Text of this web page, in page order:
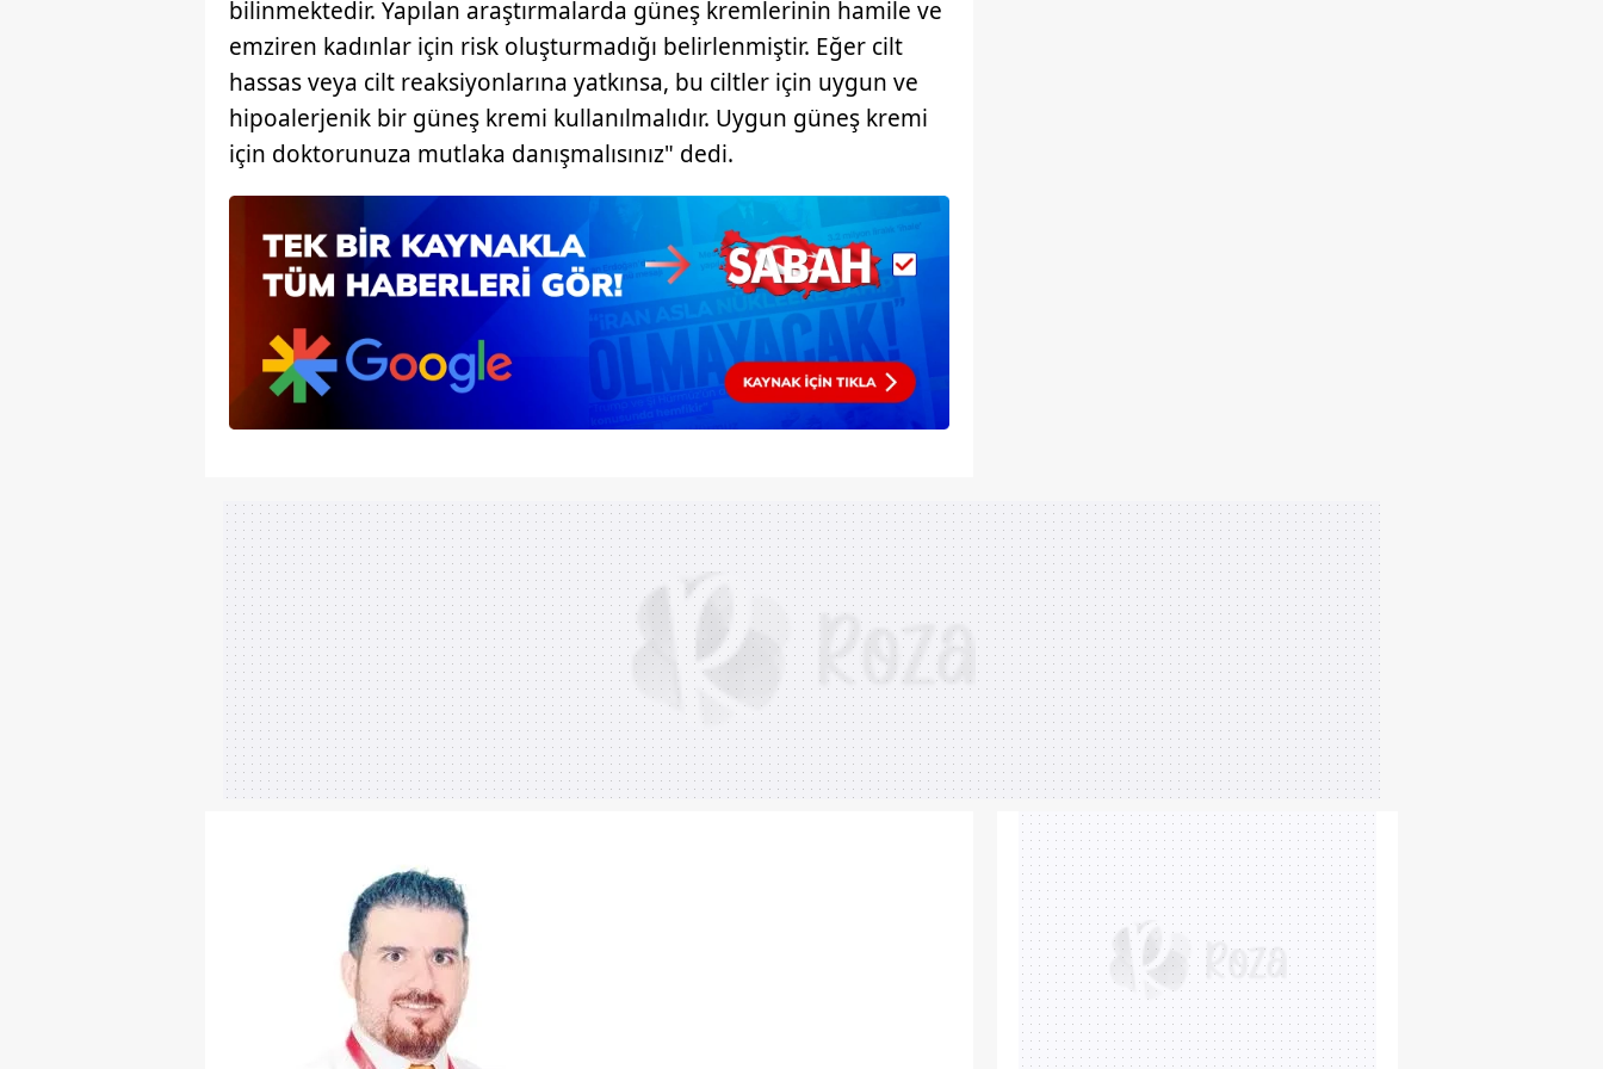
mevzuata uygun olarak kullanılan çerezlerle ilgili bilgi almak için lütfentıklayınız
bilinmektedir. Yapılan araştırmalarda güneş kremlerinin hamile ve
emziren kadınlar için risk oluşturmadığı belirlenmiştir. Eğer cilt
hassas veya cilt reaksiyonlarına yatkınsa, bu ciltler için uygun ve
hipoalerjenik bir güneş kremi kullanılmalıdır. Uygun güneş kremi
için doktorunuza mutlaka danışmalısınız" dedi.